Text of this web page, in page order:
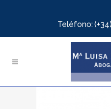
Teléfono: